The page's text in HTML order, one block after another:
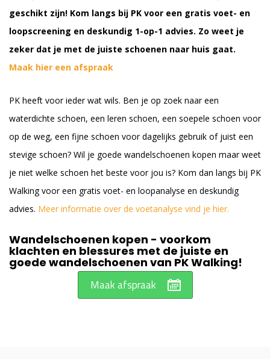
geschikt zijn! Kom langs bij PK voor een gratis voet- en
loopscreening en deskundig 1-op-1 advies. Zo weet je
zeker dat je met de juiste schoenen naar huis gaat.
Maak hier een afspraak
PK heeft voor ieder wat wils. Ben je op zoek naar een
waterdichte schoen, een leren schoen, een soepele schoen voor
op de weg, een fijne schoen voor dagelijks gebruik of juist een
stevige schoen? Wil je goede wandelschoenen kopen maar weet
je niet welke schoen het beste voor jou is? Kom dan langs bij PK
Walking voor een gratis voet- en loopanalyse en deskundig
advies. Meer informatie over de voetanalyse vind je hier.
Wandelschoenen kopen - voorkom
klachten en blessures met de juiste en
goede wandelschoenen van PK Walking!
Maak afspraak